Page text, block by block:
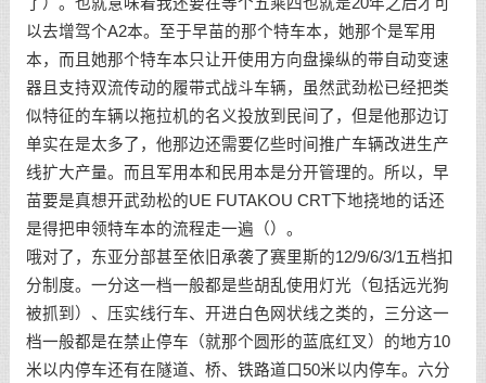
以去增驾个A2本。至于早苗的那个特车本，她那个是军用
本，而且她那个特车本只让开使用方向盘操纵的带自动变速
器且支持双流传动的履带式战斗车辆，虽然武劲松已经把类
似特征的车辆以拖拉机的名义投放到民间了，但是他那边订
单实在是太多了，他那边还需要亿些时间推广车辆改进生产
线扩大产量。而且军用本和民用本是分开管理的。所以，早
苗要是真想开武劲松的UE FUTAKOU CRT下地挠地的话还
是得把申领特车本的流程走一遍（）。
哦对了，东亚分部甚至依旧承袭了赛里斯的12/9/6/3/1五档扣
分制度。一分这一档一般都是些胡乱使用灯光（包括远光狗
被抓到）、压实线行车、开进白色网状线之类的，三分这一
档一般都是在禁止停车（就那个圆形的蓝底红叉）的地方10
米以内停车还有在隧道、桥、铁路道口50米以内停车。六分